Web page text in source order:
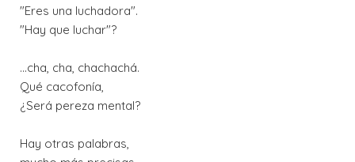
"Eres una luchadora".
"Hay que luchar"?
...cha, cha, chachachá.
Qué cacofonía,
¿Será pereza mental?
Hay otras palabras,